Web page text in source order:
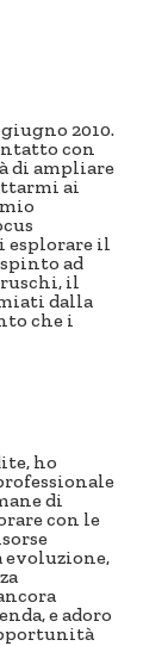
2010.
con
di ampliare
ai
il
ad
il
dalla
che i
ho
di
con le
evoluzione,
e adoro